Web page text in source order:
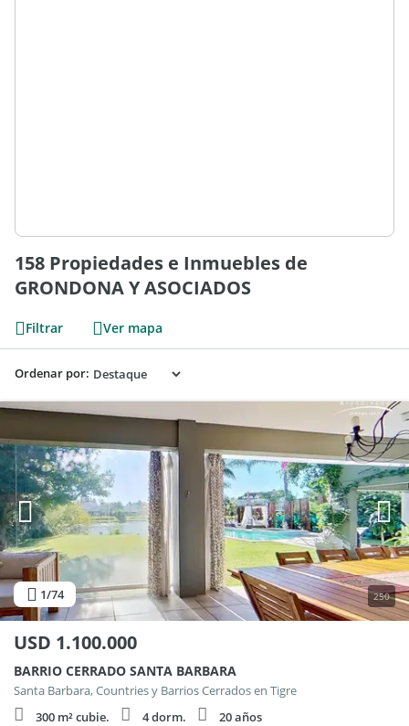
158 Propiedades e Inmuebles de
GRONDONA Y ASOCIADOS
Filtrar Ver mapa
Ordenar por:
1/74 250
USD 1.100.000
BARRIO CERRADO SANTA BARBARA
Santa Barbara, Countries y Barrios Cerrados en Tigre
300 m² cubie.
4 dorm.
20 años